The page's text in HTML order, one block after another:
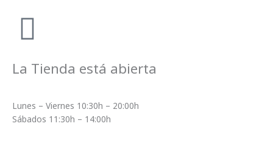
La Tienda está abierta
Lunes – Viernes 10:30h – 20:00h
Sábados 11:30h – 14:00h